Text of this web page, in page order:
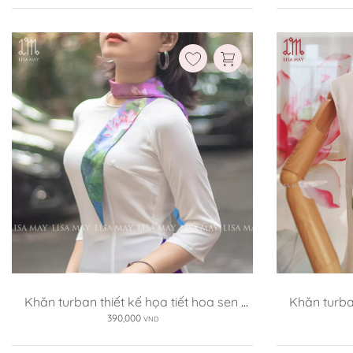
Khăn turban thiết kế họa tiết hoa sen
(DT-SH001)
390,000 VND
Khăn
Kích thước:
110x110cm
70x70cm
Xóa